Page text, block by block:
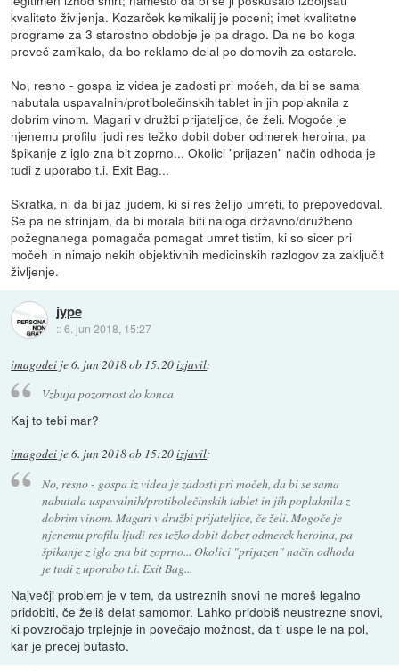
kvaliteto življenja. Kozarček kemikalij je poceni; imet kvalitetne
programe za 3 starostno obdobje je pa drago. Da ne bo koga
preveč zamikalo, da bo reklamo delal po domovih za ostarele.
No, resno - gospa iz videa je zadosti pri močeh, da bi se sama
nabutala uspavalnih/protibolečinskih tablet in jih poplaknila z
dobrim vinom. Magari v družbi prijateljice, če želi. Mogoče je
njenemu profilu ljudi res težko dobit dober odmerek heroina, pa
špikanje z iglo zna bit zoprno... Okolici "prijazen" način odhoda je
tudi z uporabo t.i. Exit Bag...
Skratka, ni da bi jaz ljudem, ki si res želijo umreti, to prepovedoval.
Se pa ne strinjam, da bi morala biti naloga državno/družbeno
požegnanega pomagača pomagat umret tistim, ki so sicer pri
močeh in nimajo nekih objektivnih medicinskih razlogov za zaključit
življenje.
jype
::6. jun 2018, 15:27
imagodei je6. jun 2018 ob 15:20izjavil:
Vzbuja pozornost do konca
Kaj to tebi mar?
imagodei je6. jun 2018 ob 15:20izjavil:
No, resno - gospa iz videa je zadosti pri močeh, da bi se sama
nabutala uspavalnih/protibolečinskih tablet in jih poplaknila z
dobrim vinom. Magari v družbi prijateljice, če želi. Mogoče je
njenemu profilu ljudi res težko dobit dober odmerek heroina, pa
špikanje z iglo zna bit zoprno... Okolici "prijazen" način odhoda
je tudi z uporabo t.i. Exit Bag...
Največji problem je v tem, da ustreznih snovi ne moreš legalno
pridobiti, če želiš delat samomor. Lahko pridobiš neustrezne snovi,
ki povzročajo trplejnje in povečajo možnost, da ti uspe le na pol,
kar je precej butasto.